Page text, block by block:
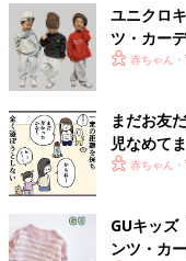
ユニクロ
ツ・カー
5選赤ちゃん
まだお友
赤ちゃん
GUキッズ
ンツ・カ